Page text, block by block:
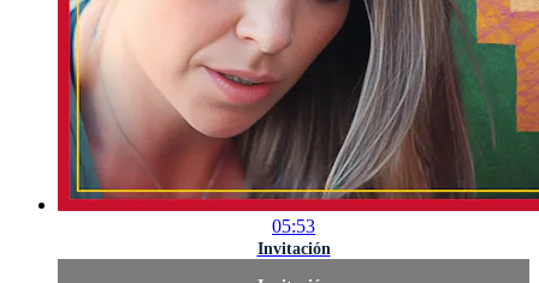
05:53
Invitación